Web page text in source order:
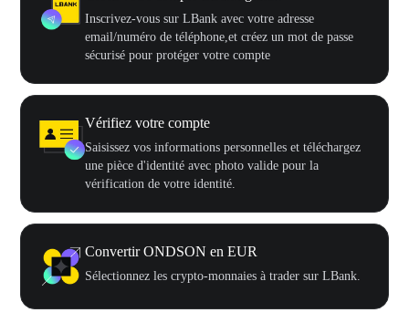
Inscrivez-vous sur LBank avec votre adresse
email/numéro de téléphone,et créez un mot de passe
sécurisé pour protéger votre compte
Vérifiez votre compte
Saisissez vos informations personnelles et téléchargez
une pièce d'identité avec photo valide pour la
vérification de votre identité.
Convertir ONDSON en EUR
Sélectionnez les crypto-monnaies à trader sur LBank.